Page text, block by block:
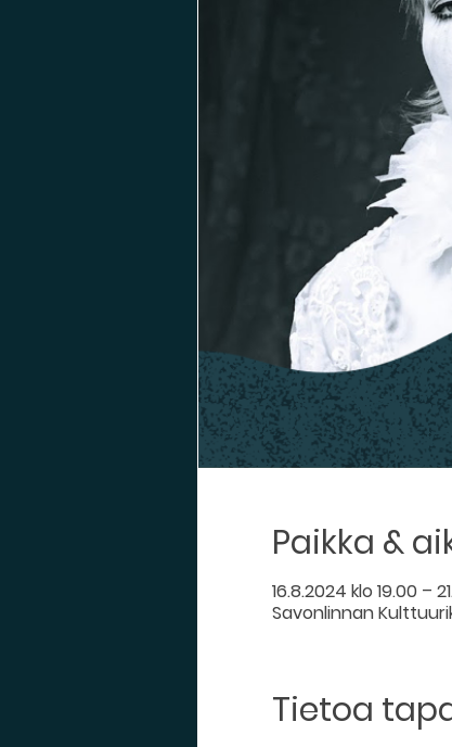
Paikka &
16.8.2024 klo 19.00 –
Savonlinnan
Tietoa